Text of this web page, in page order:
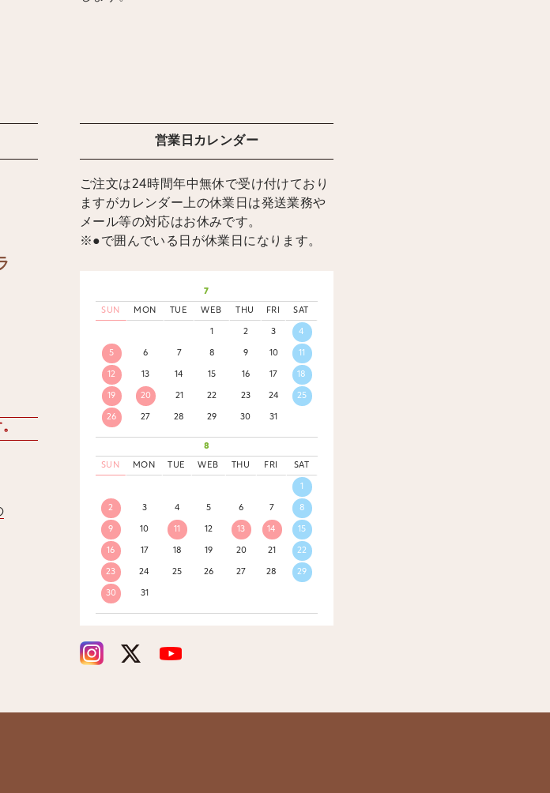
営業日カレンダー
ご注文は24時間年中無休で受け付けており
ますがカレンダー上の休業日は発送業務や
メール等の対応はお休みです。
※●で囲んでいる日が休業日になります。
7
SUN MON TUE WEB THU FRI SAT
1 2 3 4
5 6 7 8 9 10 11
12 13 14 15 16 17 18
19 20 21 22 23 24 25
26 27 28 29 30 31
8
SUN MON TUE WEB THU FRI SAT
1
2 3 4 5 6 7 8
9 10 11 12 13 14 15
16 17 18 19 20 21 22
23 24 25 26 27 28 29
30 31